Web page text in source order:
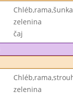
Chléb,rama,šunka
zelenina
čaj
zelenina